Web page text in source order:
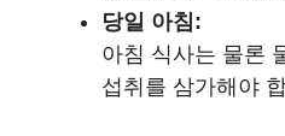
당일 아침:
아침 식사는 물론
섭취를 삼가해야